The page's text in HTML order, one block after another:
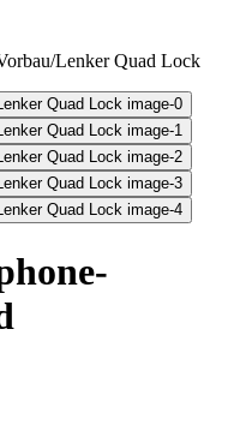
Lenker Quad Lock